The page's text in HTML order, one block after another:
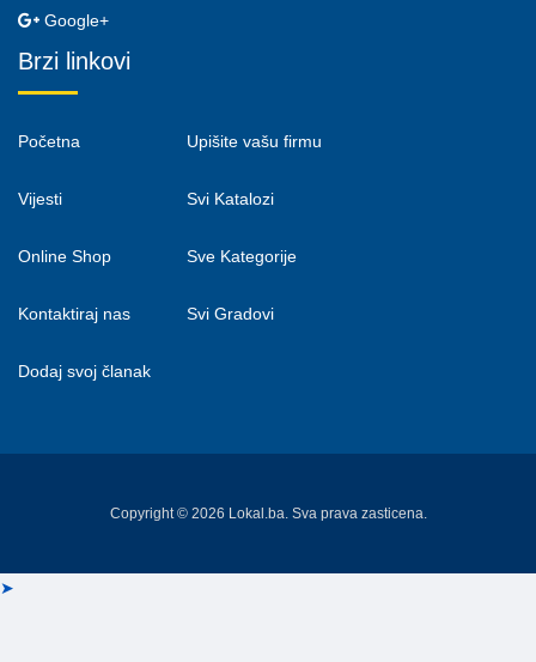
Google+
Brzi linkovi
Početna
Vijesti
Online Shop
Kontaktiraj nas
Dodaj svoj članak
Upišite vašu firmu
Svi Katalozi
Sve Kategorije
Svi Gradovi
Copyright © 2026 Lokal.ba. Sva prava zasticena.
➤